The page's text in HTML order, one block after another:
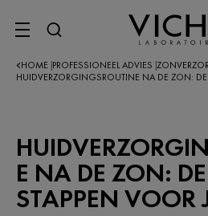
SITE MENU
HOME PROFESSIONEEL ADVIES
HUIDVERZORGINGSROUTINE NA DE ZON: DE
E NA DE ZON:
STAPPEN VOOR